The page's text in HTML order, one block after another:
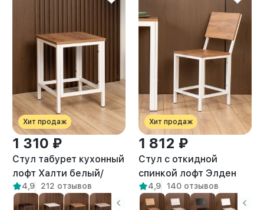
Хит продаж
1 310 ₽
Стул табурет кухонный
лофт Халти белый/
амаретто
4,9 212 отзывов
Хит продаж
1 812 ₽
Стул с откидной
спинкой лофт Элден
белый/амаретто
4,9 140 отзывов